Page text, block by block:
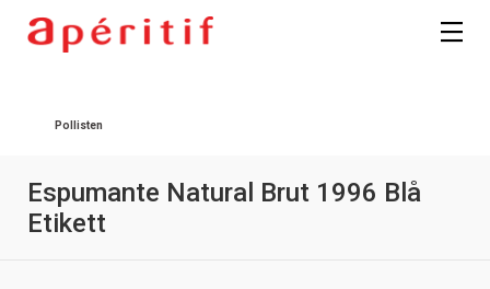
Pollisten
Espumante Natural Brut 1996 Blå
Etikett